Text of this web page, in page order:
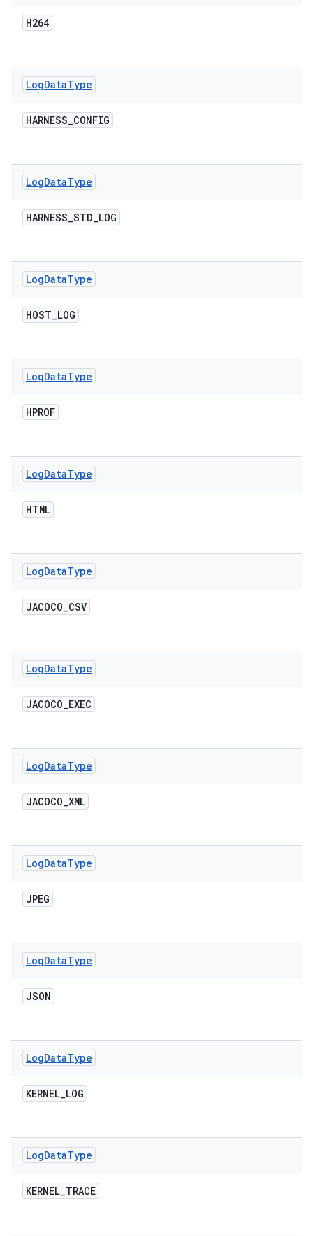
H264
LogDataType
HARNESS_CONFIG
LogDataType
HARNESS_STD_LOG
LogDataType
HOST_LOG
LogDataType
HPROF
LogDataType
HTML
LogDataType
JACOCO_CSV
LogDataType
JACOCO_EXEC
LogDataType
JACOCO_XML
LogDataType
JPEG
LogDataType
JSON
LogDataType
KERNEL_LOG
LogDataType
KERNEL_TRACE